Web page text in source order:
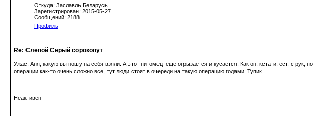
Откуда: Заславль Беларусь
Зарегистрирован: 2015-05-27
Сообщений: 2188
Профиль
Re: Слепой Серый сорокопут
Ужас, Аня, какую вы ношу на себя взяли. А этот питомец еще огрызается и кусается. Как он, кстати, ест, с рук,
операции как-то очень сложно все, тут люди стоят в очереди на такую операцию годами. Тупик.
Неактивен